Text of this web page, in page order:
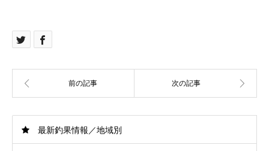
最新釣果情報／地域別